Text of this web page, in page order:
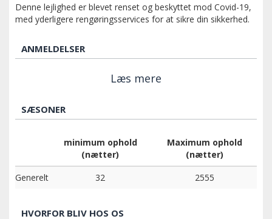
Denne lejlighed er blevet renset og beskyttet mod Covid-19,
med yderligere rengøringsservices for at sikre din sikkerhed.
ANMELDELSER
Læs mere
SÆSONER
minimum ophold
(nætter)
Maximum ophold
(nætter)
Generelt
32 2555
HVORFOR BLIV HOS OS